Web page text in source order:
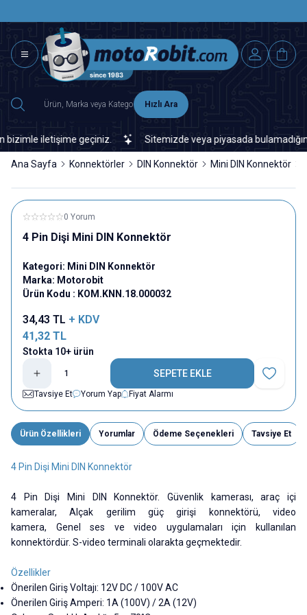
Hızlı Ara
iletişime geçiniz. Sitemizde veya piyasada
Ana Sayfa Konnektörler DIN Konnektör Mini DIN Konnektör
0 Yorum
4 Pin Dişi Mini DIN Konnektör
Kategori: Mini DIN Konnektör
Marka: Motorobit
Ürün Kodu : KOM.KNN.18.000032
34,43 TL + KDV
41,32 TL
Stokta 10+ ürün
SEPETE EKLE
Favoriye
Tavsiye Et
Yorum Yap Fiyat Alarmı
Ürün Özellikleri Yorumlar Ödeme Seçenekleri Tavsiye Et
4 Pin Dişi Mini DIN Konnektör
4 Pin Dişi Mini DIN Konnektör. Güvenlik kamerası,araç içi
kameralar,Alçak gerilim güç girişi konnektörü, video
kamera, Genel ses ve video uygulamalarıiçin kullanılan
konnektördür. S-video terminali olarakta geçmektedir.
Özellikler
Önerilen Giriş Voltajı: 12V DC / 100V AC
Önerilen Giriş Amperi: 1A (100V) / 2A (12V)